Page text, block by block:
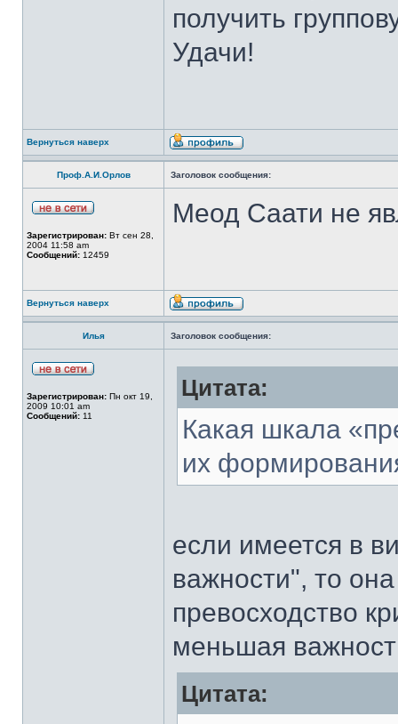
получить
Удачи!
Вернуться наверх
Проф.А.И.Орлов Заголовок сообщения:
Зарегистрирован: Вт сен 28,
2004 11:58 am
Сообщений: 12459
Меод Саати не
Вернуться наверх
Илья Заголовок сообщения:
Зарегистрирован: Пн окт 19,
2009 10:01 am
Сообщений: 11
Цитата:
Какая шкала
их
если имеется в
важности", то
превосходство
меньшая
Цитата: